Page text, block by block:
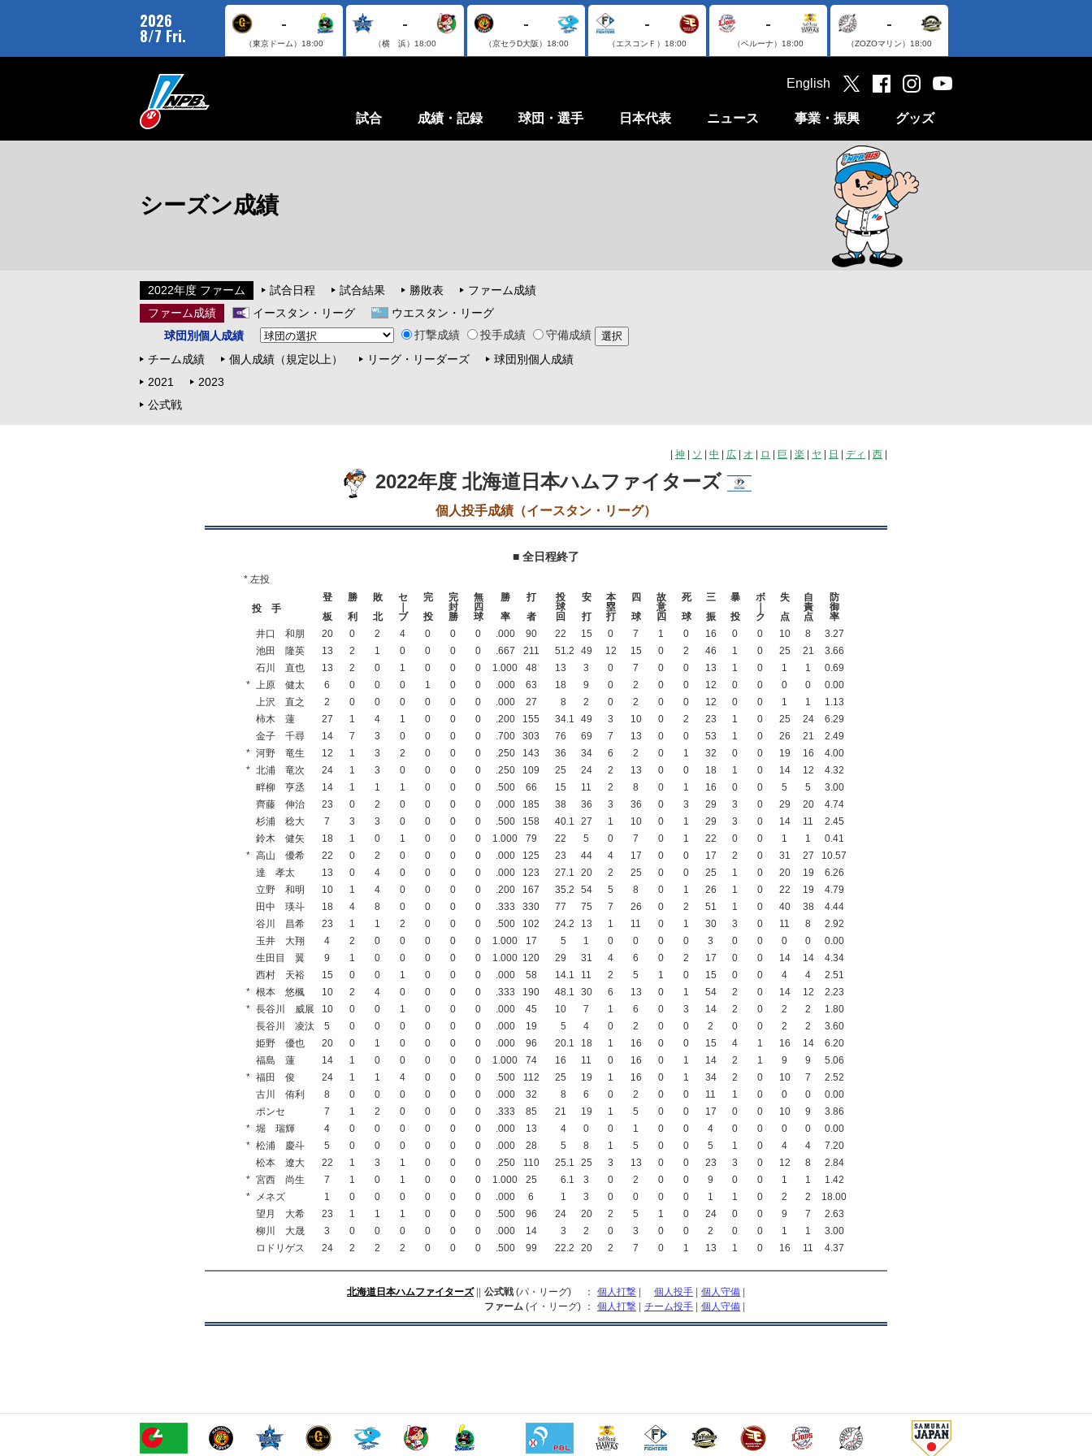
2026
8/7 Fri.
-
（東京ドーム） 18:00
-
（横 浜） 18:00
-
（京セラD大阪） 18:00
-
（エスコンＦ） 18:00
-
（ベルーナ） 18:00
-
（ZOZOマリン） 18:00
試合 成績・記録 球団・選手 日本代表 ニュース 事業・振興 グッズ
English
シーズン成績
2022年度 ファーム 試合日程 試合結果 勝敗表
ファーム成績
ファーム成績
イースタン・リーグ
ウエスタン・リーグ
球団別個人成績
打撃成績 投手成績
守備成績
チーム成績
個人成績（規定以上） リーグ・リーダーズ
球団別個人成績
2021
2023
公式戦
神 ソ 中 広 オ ロ 巨 楽 ヤ 日 ディ 西
2022年度 北海道日本ハムファイターズ
個人投手成績（イースタン・リーグ）
■ 全日程終了
* 左投
投 手
登
板
勝
利
敗
北
セ
ブ
完
投
完
封
勝
無
四
球
勝
率
打
者
投
球
回
安
打
本
塁
打
四
球
故
意
四
死
球
三
振
暴
投
ボ
ク
失
点
自
責
点
防
御
率
井口 和朋
20 0 2 4 0 0 0 .000 90 22 15 0 7 1 0 16 0 0 10 8
3.27
池田 隆英
13 2 1 0 0 0 0 .667 211 51.2 49 12 15 0 2 46 1 0 25 21
3.66
石川 直也
13 2 0 1 0 0 0 1.000 48 13 3 0 7 0 0 13 1 0 1 1
0.69
* 上原 健太 6 0 0 0 1 0 0 .000 63 18 9 0 2 0 0 12 0 0 0 0
0.00
上沢 直之
2 0 0 0 0 0 0 .000 27 8 2 0 2 0 0 12 0 0 1 1
1.13
柿木 蓮
27 1 4 1 0 0 0 .200 155 34.1 49 3 10 0 2 23 1 0 25 24
6.29
金子 千尋
14 7 3 0 0 0 0 .700 303 76 69 7 13 0 0 53 1 0 26 21
2.49
* 河野 竜生 12 1 3 2 0 0 0 .250 143 36 34 6 2 0 1 32 0 0 19 16
4.00
* 北浦 竜次 24 1 3 0 0 0 0 .250 109 25 24 2 13 0 0 18 1 0 14 12
4.32
畔柳 亨丞
14 1 1 1 0 0 0 .500 66 15 11 2 8 0 1 16 0 0 5 5
3.00
齊藤 伸治
23 0 2 0 0 0 0 .000 185 38 36 3 36 0 3 29 3 0 29 20
4.74
杉浦 稔大
7 3 3 0 0 0 0 .500 158 40.1 27 1 10 0 1 29 3 0 14 11
2.45
鈴木 健矢
18 1 0 1 0 0 0 1.000 79 22 5 0 7 0 1 22 0 0 1 1
0.41
* 高山 優希 22 0 2 0 0 0 0 .000 125 23 44 4 17 0 0 17 2 0 31 27
10.57
達 孝太
13 0 4 0 0 0 0 .000 123 27.1 20 2 25 0 0 25 1 0 20 19
6.26
立野 和明
10 1 4 0 0 0 0 .200 167 35.2 54 5 8 0 1 26 1 0 22 19
4.79
田中 瑛斗
18 4 8 0 0 0 0 .333 330 77 75 7 26 0 2 51 1 0 40 38
4.44
谷川 昌希
23 1 1 2 0 0 0 .500 102 24.2 13 1 11 0 1 30 3 0 11 8
2.92
玉井 大翔
4 2 0 0 0 0 0 1.000 17 5 1 0 0 0 0 3 0 0 0 0
0.00
生田目 翼
9 1 0 0 0 0 0 1.000 120 29 31 4 6 0 2 17 0 0 14 14
4.34
西村 天裕
15 0 0 1 0 0 0 .000 58 14.1 11 2 5 1 0 15 0 0 4 4
2.51
* 根本 悠楓 10 2 4 0 0 0 0 .333 190 48.1 30 6 13 0 1 54 2 0 14 12
2.23
* 長谷川 威展 10 0 0 1 0 0 0 .000 45 10 7 1 6 0 3 14 2 0 2 2
1.80
長谷川 凌汰
5 0 0 0 0 0 0 .000 19 5 4 0 2 0 0 2 0 0 2 2
3.60
姫野 優也
20 0 1 0 0 0 0 .000 96 20.1 18 1 16 0 0 15 4 1 16 14
6.20
福島 蓮
14 1 0 0 0 0 0 1.000 74 16 11 0 16 0 1 14 2 1 9 9
5.06
* 福田 俊 24 1 1 4 0 0 0 .500 112 25 19 1 16 0 1 34 2 0 10 7
2.52
古川 侑利
8 0 0 0 0 0 0 .000 32 8 6 0 2 0 0 11 1 0 0 0
0.00
ポンセ
7 1 2 0 0 0 0 .333 85 21 19 1 5 0 0 17 0 0 10 9
3.86
* 堀 瑞輝 4 0 0 0 0 0 0 .000 13 4 0 0 1 0 0 4 0 0 0 0
0.00
* 松浦 慶斗 5 0 0 0 0 0 0 .000 28 5 8 1 5 0 0 5 1 0 4 4
7.20
松本 遼大
22 1 3 1 0 0 0 .250 110 25.1 25 3 13 0 0 23 3 0 12 8
2.84
* 宮西 尚生 7 1 0 1 0 0 0 1.000 25 6.1 3 0 2 0 0 9 0 0 1 1
1.42
*
メネズ 1 0 0 0 0 0 0 .000 6 1 3 0 0 0 0 1 1 0 2 2
18.00
望月 大希
23 1 1 1 0 0 0 .500 96 24 20 2 5 1 0 24 0 0 9 7
2.63
柳川 大晟
3 0 0 0 0 0 0 .000 14 3 2 0 3 0 0 2 0 0 1 1
3.00
ロドリゲス
24 2 2 2 0 0 0 .500 99 22.2 20 2 7 0 1 13 1 0 16 11 4.37
北海道日本ハムファイターズ 公式戦 (パ・リーグ) ： 個人打撃 個人投手 個人守備
ファーム (イ・リーグ) ： 個人打撃 チーム投手 個人守備